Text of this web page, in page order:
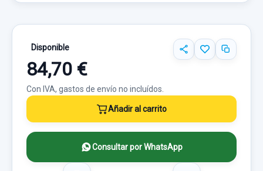
Disponible
84,70 €
Con IVA, gastos de envío no incluídos.
Añadir al carrito
Consultar por WhatsApp